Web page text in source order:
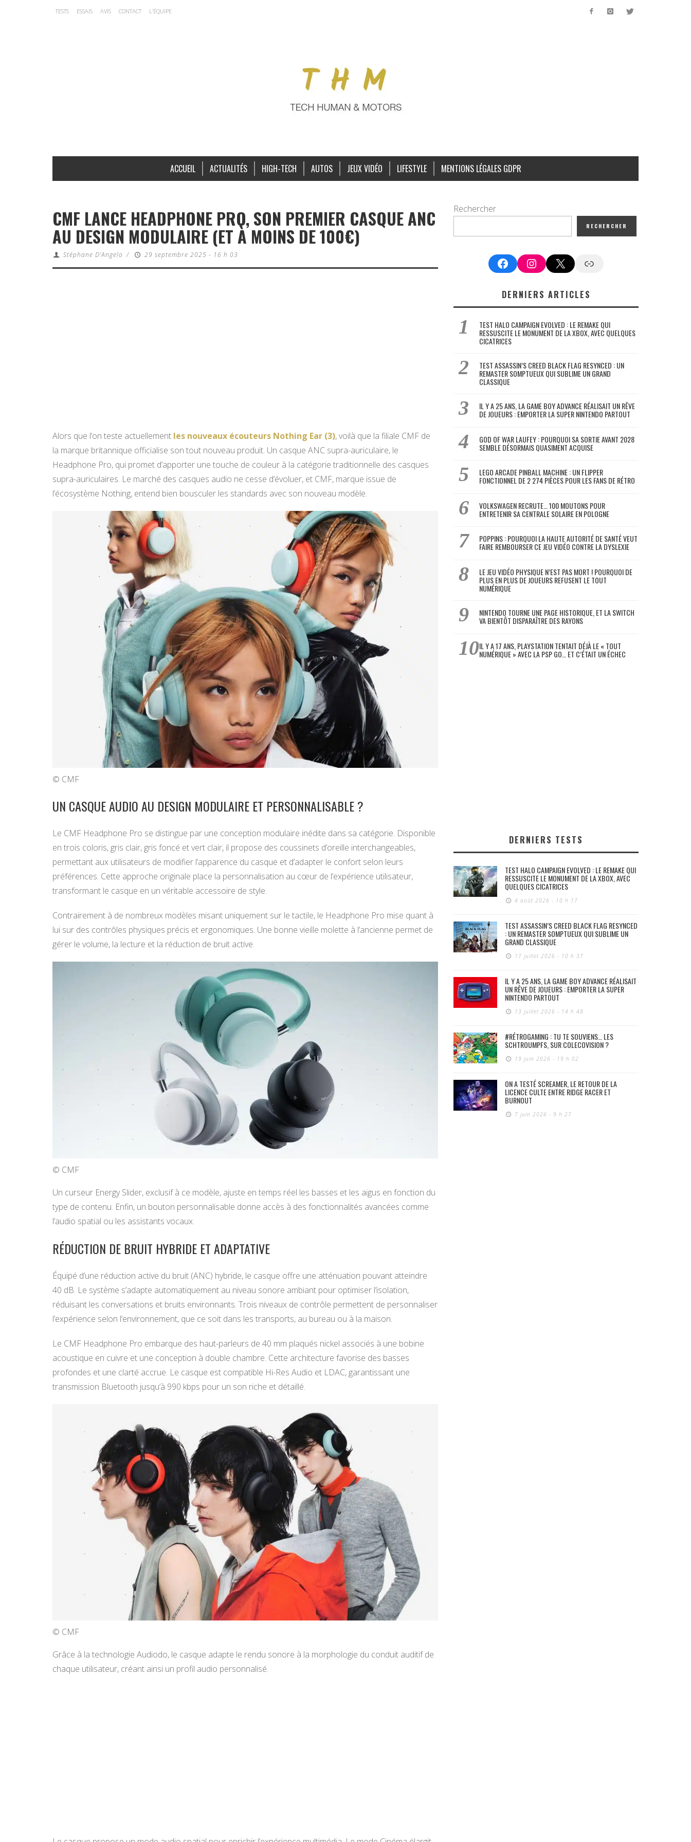
TESTS ESSAIS AVIS CONTACT L’ÉQUIPE
ACCUEIL ACTUALITÉS HIGH-TECH AUTOS JEUX VIDÉO LIFESTYLE MENTIONS LÉGALES GDPR
CMF LANCE HEADPHONE PRO, SON PREMIER CASQUE ANC
AU DESIGN MODULAIRE (ET À MOINS DE 100€)
Stéphane D'Angelo / 29 septembre 2025 - 16 h 03
Alors que l’on teste actuellement les nouveaux écouteurs Nothing Ear (3), voilà que la filiale CMF de
la marque britannique officialise son tout nouveau produit. Un casque ANC supra-auriculaire, le
Headphone Pro, qui promet d’apporter une touche de couleur à la catégorie traditionnelle des casques
supra-auriculaires. Le marché des casques audio ne cesse d’évoluer, et CMF, marque issue de
l’écosystème Nothing, entend bien bousculer les standards avec son nouveau modèle.
© CMF
UN CASQUE AUDIO AU DESIGN MODULAIRE ET PERSONNALISABLE ?
Le CMF Headphone Pro se distingue par une conception modulaire inédite dans sa catégorie. Disponible
en trois coloris, gris clair, gris foncé et vert clair, il propose des coussinets d’oreille interchangeables,
permettant aux utilisateurs de modifier l’apparence du casque et d’adapter le confort selon leurs
préférences. Cette approche originale place la personnalisation au cœur de l’expérience utilisateur,
transformant le casque en un véritable accessoire de style.
Contrairement à de nombreux modèles misant uniquement sur le tactile, le Headphone Pro mise quant à
lui sur des contrôles physiques précis et ergonomiques. Une bonne vieille molette à l’ancienne permet de
gérer le volume, la lecture et la réduction de bruit active.
© CMF
Un curseur Energy Slider, exclusif à ce modèle, ajuste en temps réel les basses et les aigus en fonction du
type de contenu. Enfin, un bouton personnalisable donne accès à des fonctionnalités avancées comme
l’audio spatial ou les assistants vocaux.
RÉDUCTION DE BRUIT HYBRIDE ET ADAPTATIVE
Équipé d’une réduction active du bruit (ANC) hybride, le casque offre une atténuation pouvant atteindre
40 dB. Le système s’adapte automatiquement au niveau sonore ambiant pour optimiser l’isolation,
réduisant les conversations et bruits environnants. Trois niveaux de contrôle permettent de personnaliser
l’expérience selon l’environnement, que ce soit dans les transports, au bureau ou à la maison.
Le CMF Headphone Pro embarque des haut-parleurs de 40 mm plaqués nickel associés à une bobine
acoustique en cuivre et une conception à double chambre. Cette architecture favorise des basses
profondes et une clarté accrue. Le casque est compatible Hi-Res Audio et LDAC, garantissant une
transmission Bluetooth jusqu’à 990 kbps pour un son riche et détaillé.
© CMF
Grâce à la technologie Audiodo, le casque adapte le rendu sonore à la morphologie du conduit auditif de
chaque utilisateur, créant ainsi un profil audio personnalisé.
Rechercher
RECHERCHER
FacebookInstagram
X Google News
DERNIERS ARTICLES
TEST HALO CAMPAIGN EVOLVED : LE REMAKE QUI
RESSUSCITE LE MONUMENT DE LA XBOX, AVEC QUELQUES
CICATRICES
TEST ASSASSIN’S CREED BLACK FLAG RESYNCED : UN
REMASTER SOMPTUEUX QUI SUBLIME UN GRAND
CLASSIQUE
IL Y A 25 ANS, LA GAME BOY ADVANCE RÉALISAIT UN RÊVE
DE JOUEURS : EMPORTER LA SUPER NINTENDO PARTOUT
GOD OF WAR LAUFEY : POURQUOI SA SORTIE AVANT 2028
SEMBLE DÉSORMAIS QUASIMENT ACQUISE
LEGO ARCADE PINBALL MACHINE : UN FLIPPER
FONCTIONNEL DE 2 274 PIÈCES POUR LES FANS DE RÉTRO
VOLKSWAGEN RECRUTE… 100 MOUTONS POUR
ENTRETENIR SA CENTRALE SOLAIRE EN POLOGNE
POPPINS : POURQUOI LA HAUTE AUTORITÉ DE SANTÉ VEUT
FAIRE REMBOURSER CE JEU VIDÉO CONTRE LA DYSLEXIE
LE JEU VIDÉO PHYSIQUE N’EST PAS MORT ! POURQUOI DE
PLUS EN PLUS DE JOUEURS REFUSENT LE TOUT
NUMÉRIQUE
NINTENDO TOURNE UNE PAGE HISTORIQUE, ET LA SWITCH
VA BIENTÔT DISPARAÎTRE DES RAYONS
IL Y A 17 ANS, PLAYSTATION TENTAIT DÉJÀ LE « TOUT
NUMÉRIQUE » AVEC LA PSP GO… ET C’ÉTAIT UN ÉCHEC
DERNIERS TESTS
TEST HALO CAMPAIGN EVOLVED : LE REMAKE QUI
RESSUSCITE LE MONUMENT DE LA XBOX, AVEC
QUELQUES CICATRICES
4 août 2026 - 10 h 17
TEST ASSASSIN’S CREED BLACK FLAG RESYNCED
: UN REMASTER SOMPTUEUX QUI SUBLIME UN
GRAND CLASSIQUE
17 juillet 2026 - 10 h 37
IL Y A 25 ANS, LA GAME BOY ADVANCE RÉALISAIT
UN RÊVE DE JOUEURS : EMPORTER LA SUPER
NINTENDO PARTOUT
13 juillet 2026 - 14 h 48
#RÉTROGAMING : TU TE SOUVIENS… LES
SCHTROUMPFS, SUR COLECOVISION ?
19 juin 2026 - 19 h 02
ON A TESTÉ SCREAMER, LE RETOUR DE LA
LICENCE CULTE ENTRE RIDGE RACER ET
BURNOUT
7 juin 2026 - 9 h 27